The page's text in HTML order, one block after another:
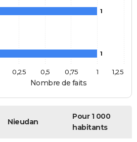
Nombre de faits
1
1
1
0,25 0,5 0,75 1,25
Nieudan
Pour 1 000
habitants